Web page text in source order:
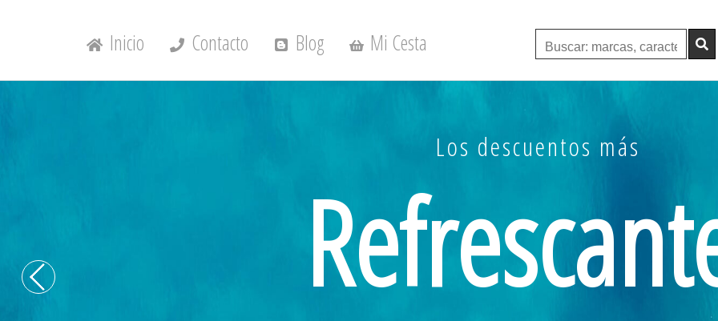
Inicio Contacto Blog Mi Cesta
Los descuentos más
Daikin
valoración verificada:
desde 1.610,00 Eur